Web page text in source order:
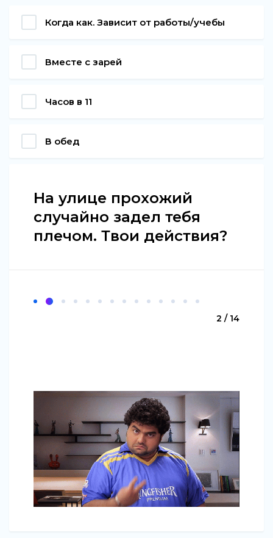
Когда как. Зависит от работы/учебы
Вместе с зарей
Часов в 11
В обед
На улице прохожий
случайно задел тебя
плечом. Твои действия?
2 / 14